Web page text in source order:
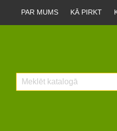
PAR MUMS KĀ PIRKT